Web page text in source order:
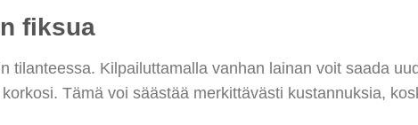
fiksua
tilanteessa. Kilpailuttamalla vanhan lainan voit saada
Tämä voi säästää merkittävästi kustannuksia,